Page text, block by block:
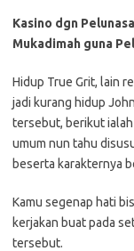
Kasino dgn
Mukadimah guna
Hidup True Grit, lain
jadi kurang hidup
tersebut, berikut
umum nun tahu
beserta karakternya
Kamu segenap hati
kerjakan buat pada
tersebut.